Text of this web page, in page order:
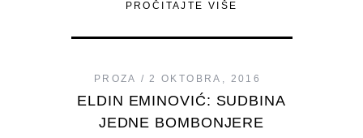
PROČITAJTE VIŠE
PROZA 2 OKTOBRA, 2016
ELDIN EMINOVIĆ: SUDBINA
JEDNE BOMBONJERE